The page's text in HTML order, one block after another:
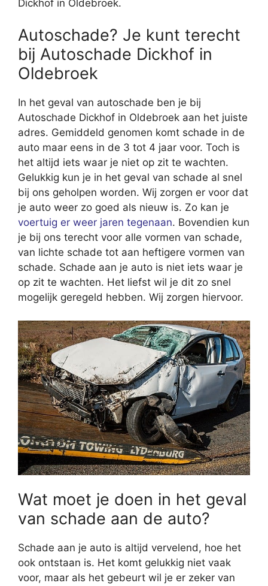
Dickhof in Oldebroek.
Autoschade? Je kunt terecht
bij Autoschade Dickhof in
Oldebroek
In het geval van autoschade ben je bij
Autoschade Dickhof in Oldebroek aan het juiste
adres. Gemiddeld genomen komt schade in de
auto maar eens in de 3 tot 4 jaar voor. Toch is
het altijd iets waar je niet op zit te wachten.
Gelukkig kun je in het geval van schade al snel
bij ons geholpen worden. Wij zorgen er voor dat
je auto weer zo goed als nieuw is. Zo kan je
voertuig er weer jaren tegenaan. Bovendien kun
je bij ons terecht voor alle vormen van schade,
van lichte schade tot aan heftigere vormen van
schade. Schade aan je auto is niet iets waar je
op zit te wachten. Het liefst wil je dit zo snel
mogelijk geregeld hebben. Wij zorgen hiervoor.
Wat moet je doen in het geval
van schade aan de auto?
Schade aan je auto is altijd vervelend, hoe het
ook ontstaan is. Het komt gelukkig niet vaak
voor, maar als het gebeurt wil je er zeker van